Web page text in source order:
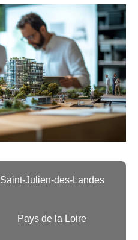
Saint-Julien-des-Landes
Pays de la Loire